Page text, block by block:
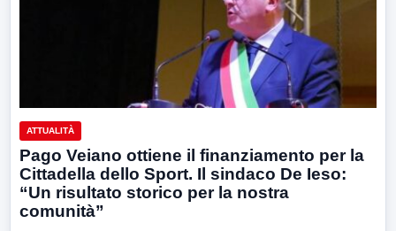
ATTUALITÀ
Pago Veiano ottiene il finanziamento per la
Cittadella dello Sport. Il sindaco De Ieso:
“Un risultato storico per la nostra
comunità”